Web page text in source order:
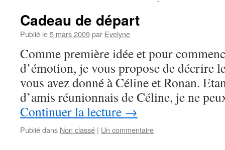
Cadeau de départ
Publié le5 mars 2009par Evelyne
Comme première idée et pour
d’émotion, je vous propose de décrire
vous avez donné à Céline et Ronan.
d’amis réunionnais de Céline, je ne
Continuer la lecture →
Publié dans Non classé | Un commentaire